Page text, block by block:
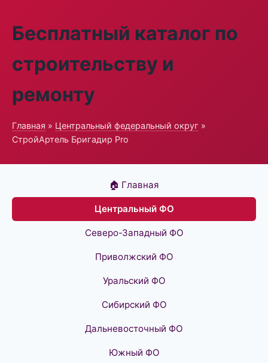
Бесплатный каталог по
строительству и
ремонту
Главная » Центральный федеральный округ »
СтройАртель Бригадир Pro
🏠 Главная
Центральный ФО
Северо-Западный ФО
Приволжский ФО
Уральский ФО
Сибирский ФО
Дальневосточный ФО
Южный ФО